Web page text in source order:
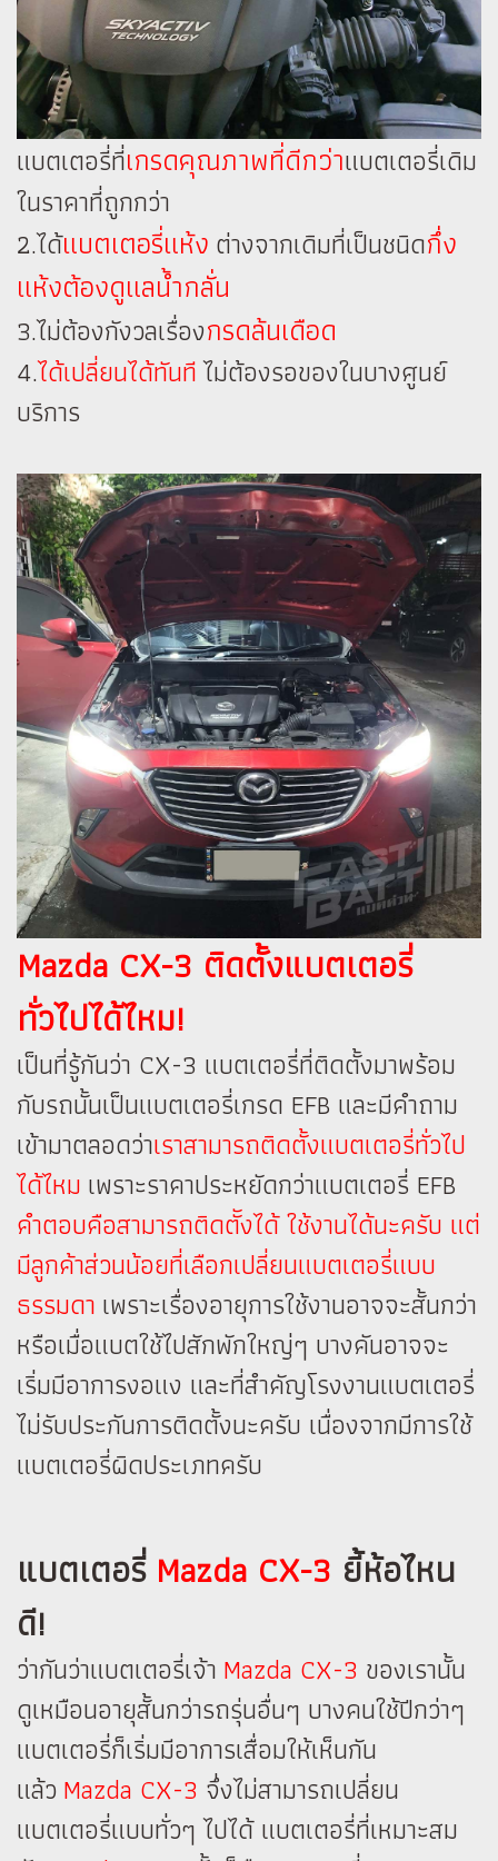
แบตเตอรี่ที่เกรดคุณภาพที่ดีกว่าแบตเตอรี่เดิม
ในราคาที่ถูกกว่า
2.ได้แบตเตอรี่แห้ง ต่างจากเดิมที่เป็นชนิดกึ่ง
แห้งต้องดูแลน้ำกลั่น
3.ไม่ต้องกังวลเรื่องกรดล้นเดือด
4.ได้เปลี่ยนได้ทันทีไม่ต้องรอของในบางศูนย์
บริการ
Mazda CX-3 ติดตั้งแบตเตอรี่
ทั่วไปได้ไหม!
เป็นที่รู้กันว่า CX-3 แบตเตอรี่ที่ติดตั้งมาพร้อม
กับรถนั้นเป็นแบตเตอรี่เกรด EFB และมีคำถาม
เข้ามาตลอดว่าเราสามารถติดตั้งแบตเตอรี่ทั่วไป
ได้ไหม เพราะราคาประหยัดกว่าแบตเตอรี่ EFB
คำตอบคือสามารถติดตัังได้ ใช้งานได้นะครับ แต่
มีลูกค้าส่วนน้อยที่เลือกเปลี่ยนแบตเตอรี่แบบ
ธรรมดา เพราะเรื่องอายุการใช้งานอาจจะสั้นกว่า
หรือเมื่อแบตใช้ไปสักพักใหญ่ๆ บางคันอาจจะ
เริ่มมีอาการงอแง และที่สำคัญโรงงานแบตเตอรี่
ไม่รับประกันการติดตั้งนะครับ เนื่องจากมีการใช้
แบตเตอรี่ผิดประเภทครับ
แบตเตอรี่ Mazda CX-3 ยี้ห้อไหน
ดี!
ว่ากันว่าแบตเตอรี่เจ้า Mazda CX-3 ของเรานั้น
ดูเหมือนอายุสั้นกว่ารถรุ่นอื่นๆ บางคนใช้ปีกว่าๆ
แบตเตอรี่ก็เริ่มมีอาการเสื่อมให้เห็นกัน
แล้วMazda CX-3 จึ่งไม่สามารถเปลี่ยน
แบตเตอรี่แบบทั่วๆ ไปได้ แบตเตอรี่ที่เหมาะสม